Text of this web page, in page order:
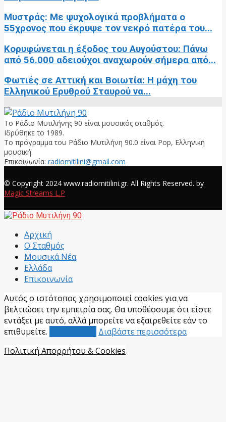
Μυστράς: Με ψυχολογικά προβλήματα ο
55χρονος που έκρυψε τον νεκρό πατέρα του...
Κορυφώνεται η έξοδος του Αυγούστου: Πάνω
από 56.000 αδειούχοι αναχωρούν σήμερα από...
Φωτιές σε Αττική και Βοιωτία: Η μάχη του
Ελληνικού Ερυθρού Σταυρού να...
Το Ράδιο Μυτιλήνης 90 είναι μουσικός σταθμός.
Ιδρύθηκε το 1989.
Το πρόγραμμα του Ράδιο Μυτιλήνη 90.0 είναι Pop, Ελληνική
μουσική.
Επικοινωνία: radiomitilini@gmail.com
© Copyright 2024 www.radiomitilini.gr. All Rights Reserved. by
Magic Streams L.P
Αρχική
Ο Σταθμός
Μουσικά Νέα
Ελλάδα
Επικοινωνία
Αυτός ο ιστότοπος χρησιμοποιεί cookies για να
βελτιώσει την εμπειρία σας. Θα υποθέσουμε ότι είστε
εντάξει με αυτό, αλλά μπορείτε να εξαιρεθείτε εάν το
επιθυμείτε.
Διαβάστε περισσότερα
Πολιτική Απορρήτου & Cookies